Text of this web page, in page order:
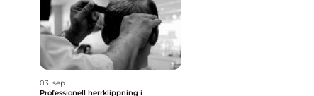
03. sep
Professionell herrklippning i